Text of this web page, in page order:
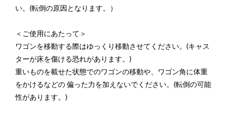
い。(転倒の原因となります。）
＜ご使用にあたって＞
ワゴンを移動する際はゆっくり移動させてください。(キャス
ターが床を傷ける恐れがあります。)
重いものを載せた状態でのワゴンの移動や、ワゴン角に体重
をかけるなどの 偏った力を加えないでください。(転倒の可能
性があります。)